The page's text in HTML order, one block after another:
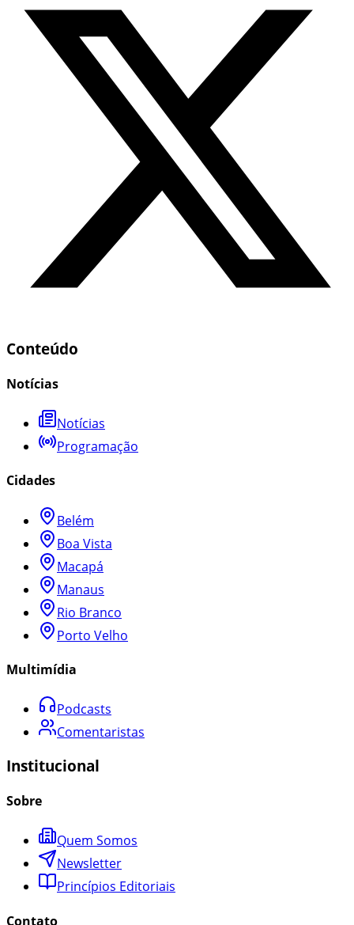
Conteúdo
Notícias
Notícias
Programação
Cidades
Belém
Boa Vista
Macapá
Manaus
Rio Branco
Porto Velho
Multimídia
Podcasts
Comentaristas
Institucional
Sobre
Quem Somos
Newsletter
Princípios Editoriais
Contato